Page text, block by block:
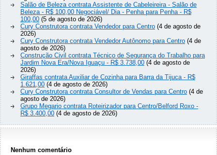
Salão de Beleza contrata Assistente de Cabeleireira - Salão de
Beleza - R$ 100,00 Negociável/ Dia - Penha para Penha - R$
100,00 (5 de agosto de 2026)
Cury Construtora contrata Vendedor para Centro (4 de agosto de
2026)
Cury Construtora contrata Vendedor Autônomo para Centro (4 de
agosto de 2026)
Construção Civil contrata Técnico de Segurança do Trabalho para
Jardim Nova Era/Nova Iguaçu - R$ 3.738,00 (4 de agosto de
2026)
Giraffas contrata Auxiliar de Cozinha para Barra da Tijuca - R$
1.621,00 (4 de agosto de 2026)
Cury Construtora contrata Consultor de Vendas para Centro (4 de
agosto de 2026)
Grupo Megario contrata Roteirizador para Centro/Belford Roxo -
R$ 3.400,00 (4 de agosto de 2026)
Nenhum comentário